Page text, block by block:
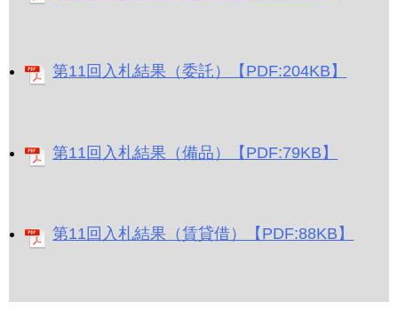
第11回入札結果（委託）【PDF:204KB】
第11回入札結果（備品）【PDF:79KB】
第11回入札結果（賃貸借）【PDF:88KB】